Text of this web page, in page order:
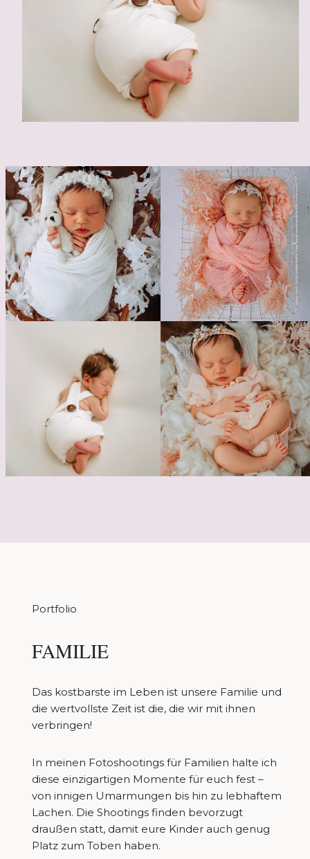
Portfolio
FAMILIE
Das kostbarste im Leben ist unsere Familie und
die wertvollste Zeit ist die, die wir mit ihnen
verbringen!
In meinen Fotoshootings für Familien halte ich
diese einzigartigen Momente für euch fest –
von innigen Umarmungen bis hin zu lebhaftem
Lachen. Die Shootings finden bevorzugt
draußen statt, damit eure Kinder auch genug
Platz zum Toben haben.